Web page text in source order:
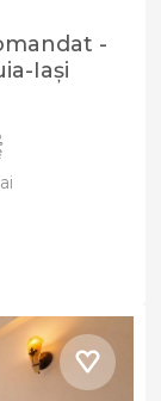
-
Iași